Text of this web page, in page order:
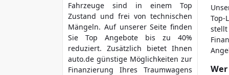
Fahrzeuge sind in einem Top
Zustand und frei von technischen
Mängeln. Auf unserer Seite finden
Sie Top Angebote bis zu 40%
reduziert. Zusätzlich bietet Ihnen
auto.de günstige Möglichkeiten zur
Finanzierung Ihres Traumwagens
Top-
stellt